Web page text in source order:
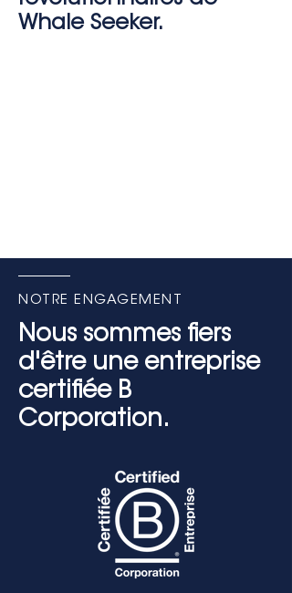
Whale Seeker.
NOTRE ENGAGEMENT
Nous sommes fiers
d'être une entreprise
certifiée B
Corporation.